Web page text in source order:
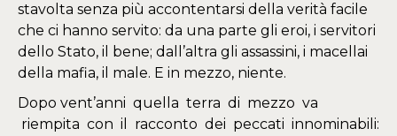
stavolta senza più accontentarsi della verità facile
che ci hanno servito: da una parte gli eroi, i servitori
dello Stato, il bene; dall’altra gli assassini, i macellai
della mafia, il male. E in mezzo, niente.
Dopo vent’anni quella terra di mezzo va
riempita con il racconto dei peccati innominabili: